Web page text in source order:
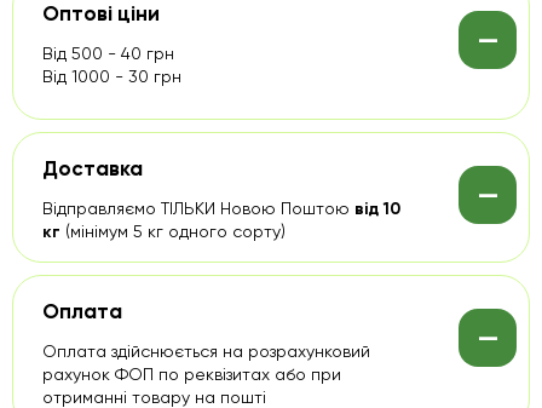
Оптові ціни -
Від 500 - 40 грн
Від 1000 - 30 грн
Доставка -
Відправляємо ТІЛЬКИ Новою Поштою від 10
кг (мінімум 5 кг одного сорту)
Оплата -
Оплата здійснюється на розрахунковий
рахунок ФОП по реквізитах або при
отриманні товару на пошті